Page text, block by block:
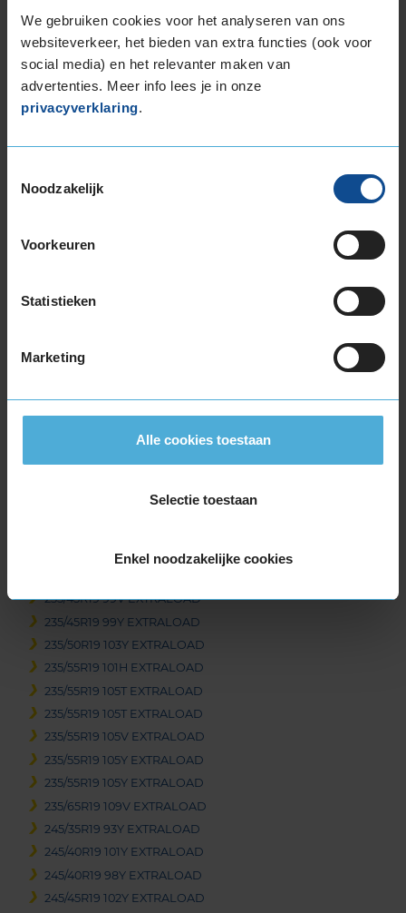
We gebruiken cookies voor het analyseren van ons
websiteverkeer, het bieden van extra functies (ook voor
social media) en het relevanter maken van
advertenties. Meer info lees je in onze
privacyverklaring.
Noodzakelijk
Voorkeuren
Statistieken
Marketing
Alle cookies toestaan
Selectie toestaan
Enkel noodzakelijke cookies
255/40R18 99W EXTRALOAD
255/45R18 103Y EXTRALOAD
255/45R18 99Y
255/55R18 109Y EXTRALOAD
265/35R18 97Y EXTRALOAD
225/40R19 93T EXTRALOAD
225/40R19 93Y EXTRALOAD
225/45R19 92T EXTRALOAD
235/35R19 91Y EXTRALOAD
235/40R19 92T EXTRALOAD
235/40R19 96V EXTRALOAD
235/40R19 96Y EXTRALOAD
235/40R19 96Y EXTRALOAD
235/45R19 99V EXTRALOAD
235/45R19 99Y EXTRALOAD
235/50R19 103Y EXTRALOAD
235/55R19 101H EXTRALOAD
235/55R19 105T EXTRALOAD
235/55R19 105T EXTRALOAD
235/55R19 105V EXTRALOAD
235/55R19 105Y EXTRALOAD
235/55R19 105Y EXTRALOAD
235/65R19 109V EXTRALOAD
245/35R19 93Y EXTRALOAD
245/40R19 101Y EXTRALOAD
245/40R19 98Y EXTRALOAD
245/45R19 102Y EXTRALOAD